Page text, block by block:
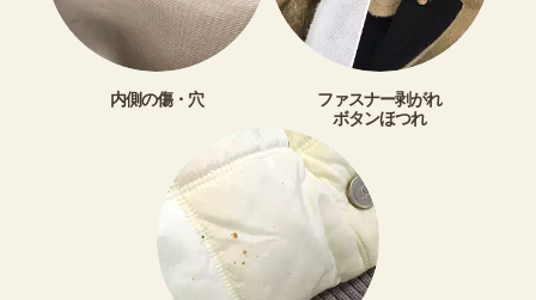
内側の傷・穴
ファスナー剥がれ
ボタンほつれ